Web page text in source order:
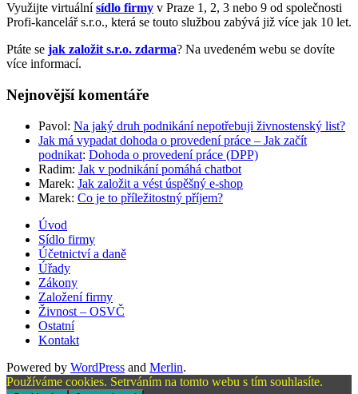
Využijte virtuálnísídlo firmy v Praze 1, 2, 3 nebo 9 od společnosti
Profi-kancelář s.r.o., která se touto službou zabývá již více jak 10 let.
Ptáte se jak založit s.r.o. zdarma? Na uvedeném webu se dovíte
více informací.
Nejnovější komentáře
Pavol: Na jaký druh podnikání nepotřebuji živnostenský list?
Jak má vypadat dohoda o provedení práce – Jak začít
podnikat: Dohoda o provedení práce (DPP)
Radim: Jak v podnikání pomáhá chatbot
Marek: Jak založit a vést úspěšný e-shop
Marek: Co je to příležitostný příjem?
Úvod
Sídlo firmy
Účetnictví a daně
Úřady
Zákony
Založení firmy
Živnost – OSVČ
Ostatní
Kontakt
Powered by WordPress and Merlin.
Používáme cookies. Setrváním na tomto webu s tím souhlasíte.